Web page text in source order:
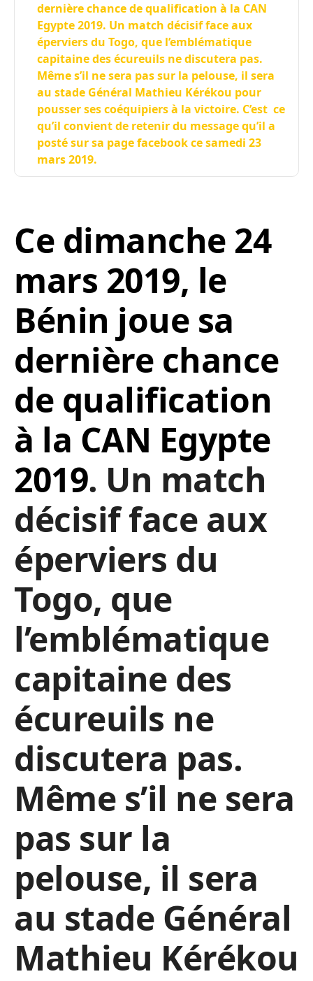
dernière chance de qualification à la CAN
Egypte 2019. Un match décisif face aux
éperviers du Togo, que l’emblématique
capitaine des écureuils ne discutera pas.
Même s’il ne sera pas sur la pelouse, il sera
au stade Général Mathieu Kérékou pour
pousser ses coéquipiers à la victoire. C’est ce
qu’il convient de retenir du message qu’il a
posté sur sa page facebook ce samedi 23
mars 2019.
Ce dimanche 24
mars 2019, le
Bénin joue sa
dernière chance
de qualification
à la CAN Egypte
2019. Un match
décisif face aux
éperviers du
Togo, que
l’emblématique
capitaine des
écureuils ne
discutera pas.
Même s’il ne sera
pas sur la
pelouse, il sera
au stade Général
Mathieu Kérékou